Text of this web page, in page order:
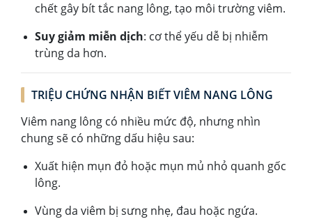
chết gây bít tắc nang lông, tạo môi trường viêm.
Suy giảm miễn dịch: cơ thể yếu dễ bị nhiễm
trùng da hơn.
TRIỆU CHỨNG NHẬN BIẾT VIÊM NANG LÔNG
Viêm nang lông có nhiều mức độ, nhưng nhìn
chung sẽ có những dấu hiệu sau:
Xuất hiện mụn đỏ hoặc mụn mủ nhỏ quanh gốc
lông.
Vùng da viêm bị sưng nhẹ, đau hoặc ngứa.